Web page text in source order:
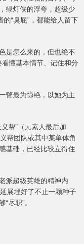
绿灯侠的浮夸，超级少
“臭屁”，都能给人留下
是怎么来的，但也绝不
看懂基本情节、记住和分
瞥最为惊艳，以她为主
帮”（元素人最后加
帮团队或其中某单体角
基础，已经比较立得住
派超级英雄的精神内
展埋好了不止一颗种子
尽职”。